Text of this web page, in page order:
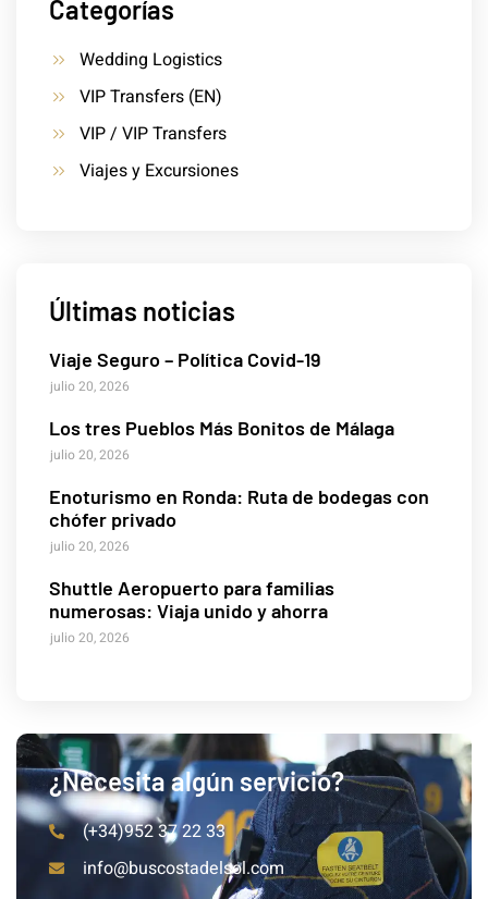
Categorías
Wedding Logistics
VIP Transfers (EN)
VIP / VIP Transfers
Viajes y Excursiones
Últimas noticias
Viaje Seguro – Política Covid-19
julio 20, 2026
Los tres Pueblos Más Bonitos de Málaga
julio 20, 2026
Enoturismo en Ronda: Ruta de bodegas con
chófer privado
julio 20, 2026
Shuttle Aeropuerto para familias
numerosas: Viaja unido y ahorra
julio 20, 2026
¿Necesita algún servicio?
(+34)952 37 22 33
info@buscostadelsol.com